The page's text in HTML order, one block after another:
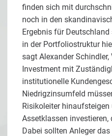
finden sich mit
noch in den
Ergebnis für
in der Portfoliostruktur
sagt Alexander
Investment mit
institutionelle
Niedrigzinsumfeld
Risikoleiter hinaufsteigen
Assetklassen
Dabei sollten Anleger das